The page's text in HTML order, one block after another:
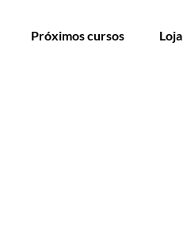
Próximos cursos Loja